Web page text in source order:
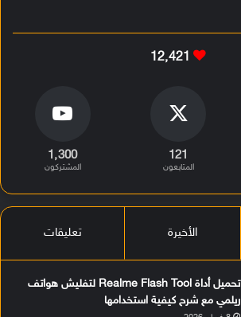
12٬421
121
المتابعون
1٬300
المشتركون
الأخيرة تعليقات
تحميل أداة Realme Flash Tool لتفليش هواتف
ريلمي مع شرح كيفية استخدامها